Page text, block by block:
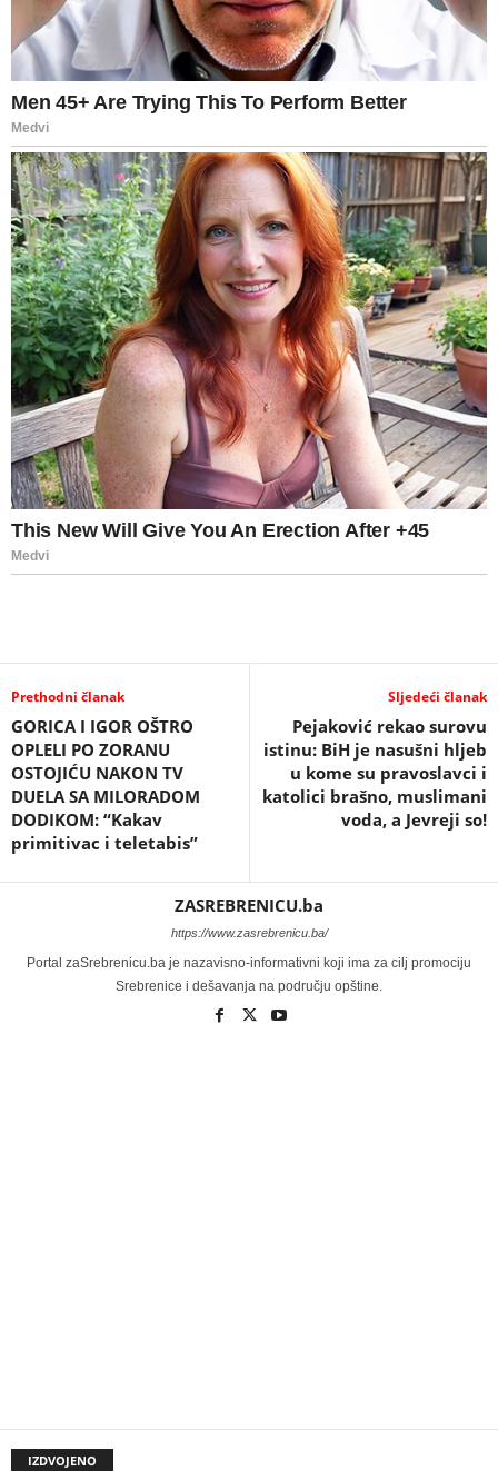
Prethodni članak
GORICA I IGOR OŠTRO
OPLELI PO ZORANU
OSTOJIĆU NAKON TV
DUELA SA MILORADOM
DODIKOM: “Kakav
primitivac i teletabis”
Sljedeći članak
Pejaković rekao surovu
istinu: BiH je nasušni hljeb
u kome su pravoslavci i
katolici brašno, muslimani
voda, a Jevreji so!
ZASREBRENICU.ba
https://www.zasrebrenicu.ba/
Portal zaSrebrenicu.ba je nazavisno-informativni koji ima za cilj promociju
Srebrenice i dešavanja na području opštine.
IZDVOJENO